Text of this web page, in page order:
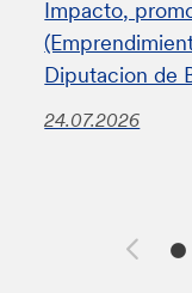
Impacto,
Diputacion de
24.07.2026